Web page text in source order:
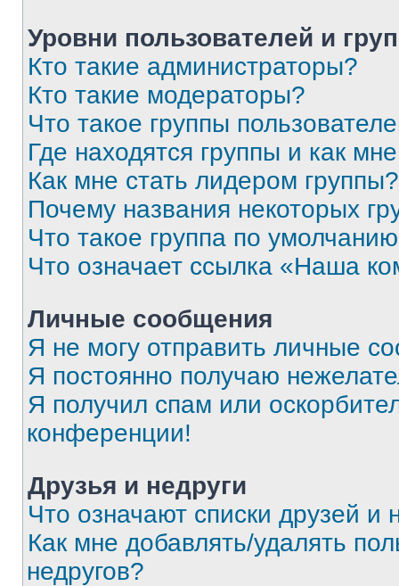
Уровни пользователей и
Кто такие администраторы?
Кто такие модераторы?
Что такое группы
Где находятся группы и как
Как мне стать лидером группы?
Почему названия некоторых
Что такое группа по
Что означает ссылка «Наша
Личные сообщения
Я не могу отправить личные
Я постоянно получаю
Я получил спам или
конференции!
Друзья и недруги
Что означают списки друзей и
Как мне добавлять/удалять
недругов?